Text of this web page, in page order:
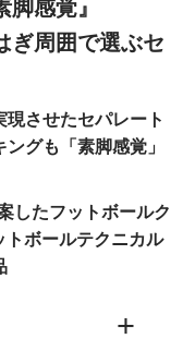
感覚』
ぎ周囲で選ぶセ
させたセパレート
グも「素脚感覚」
したフットボールク
トボールテクニカル